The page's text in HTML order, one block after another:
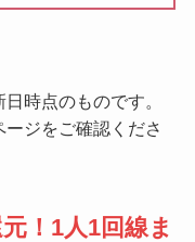
時点のものです。
ジをご確認くださ
！1人1回線ま